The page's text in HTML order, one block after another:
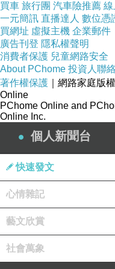
【Lisanza King Polo 】
商品網址:
商品簡述
◎＆amp;嚴選高品
◎＆amp;個性皮紋,
◎＆amp;典雅的造型
買車 旅行團 汽車險推薦 線
一元簡訊 直播達人 數位憑
買網址 虛擬主機 企業郵件
廣告刊登 隱私權聲明
消費者保護 兒童網路安全
About PChome 投資人聯
著作權保護 ｜網路家庭版
Online
PChome Online and
Online Inc.
個人新聞台
快速發文
心情雜記
藝文欣賞
社會萬象